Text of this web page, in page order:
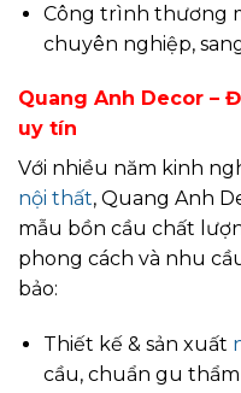
Công trình thương
chuyên nghiệp,
Quang Anh Decor –
uy tín
Với nhiều năm kinh
nội thất, Quang Anh
mẫu bồn cầu chất
phong cách và nhu
bảo:
Thiết kế & sản xuất
cầu, chuẩn gu thẩm